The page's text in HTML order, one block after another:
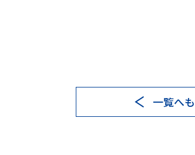
一覧へ